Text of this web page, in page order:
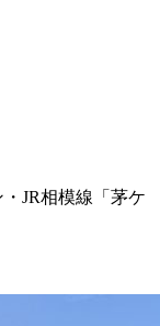
JR相模線「茅ケ